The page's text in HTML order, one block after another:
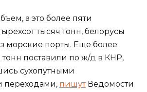
а это более пяти
тысяч тонн, белорусы
морские порты. Еще более
поставили по ж/д в КНР,
сухопутными
переходами, пишутВедомости